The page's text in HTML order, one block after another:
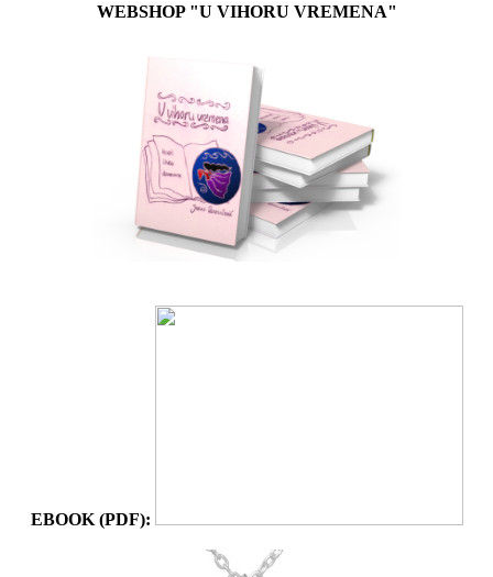
WEBSHOP "U VIHORU VREMENA"
EBOOK (PDF):